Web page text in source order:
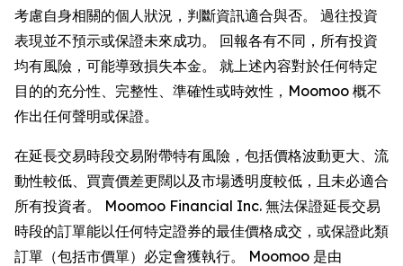
考慮自身相關的個人狀況，判斷資訊適合與否。 過往投資
表現並不預示或保證未來成功。 回報各有不同，所有投資
均有風險，可能導致損失本金。 就上述內容對於任何特定
目的的充分性、完整性、準確性或時效性，Moomoo 概不
作出任何聲明或保證。
在延長交易時段交易附帶特有風險，包括價格波動更大、流
動性較低、買賣價差更闊以及市場透明度較低，且未必適合
所有投資者。 Moomoo Financial Inc. 無法保證延長交易
時段的訂單能以任何特定證券的最佳價格成交，或保證此類
訂單（包括市價單）必定會獲執行。 Moomoo 是由